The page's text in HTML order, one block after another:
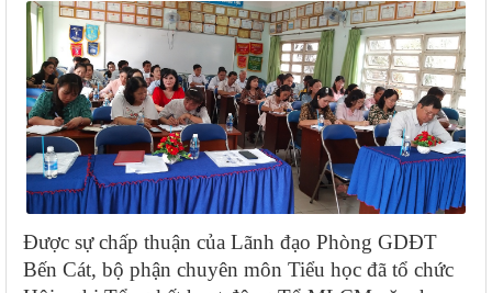
Được sự chấp thuận của Lãnh đạo Phòng GDĐT
Bến Cát, bộ phận chuyên môn Tiểu học đã tổ chức